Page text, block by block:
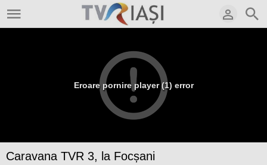
Eroare pornire player (1) error
Caravana TVR 3, la Focșani